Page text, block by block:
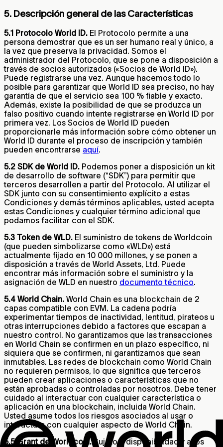
5. Descripción general de las Características
5.1 Protocolo World ID. El Protocolo permite a una
persona demostrar que es un ser humano real y único, a
la vez que preserva la privacidad. Somos el
administrador del Protocolo, que se pone a disposición a
través de socios autorizados («Socios de World ID»).
Puede registrarse una vez. Aunque hacemos todo lo
posible para garantizar que World ID sea preciso, no hay
garantía de que el servicio sea 100 % fiable y exacto.
Además, existe la posibilidad de que se produzca un
falso positivo cuando intente registrarse en World ID por
primera vez. Los Socios de World ID pueden
proporcionarle más información sobre cómo obtener un
World ID durante el proceso de inscripción y también
pueden encontrarse aquí.
5.2 SDK de World ID. Podemos poner a disposición un kit
de desarrollo de software (“SDK”) para permitir que
terceros desarrollen a partir del Protocolo. Al utilizar el
SDK junto con su consentimiento explícito a estas
Condiciones y demás términos aplicables, usted acepta
estas Condiciones y cualquier término adicional que
podamos facilitar con el SDK.
5.3 Token de WLD. El suministro de tokens de Worldcoin
(que pueden simbolizarse como «WLD») está
actualmente fijado en 10 000 millones, y se ponen a
disposición a través de World Assets, Ltd. Puede
encontrar más información sobre el suministro y la
asignación de WLD en nuestro documento técnico.
5.4 World Chain. World Chain es una blockchain de 2
capas compatible con EVM. La cadena podría
experimentar tiempos de inactividad, lentitud, pirateos u
otras interrupciones debido a factores que escapan a
nuestro control. No garantizamos que las transacciones
en World Chain se confirmen en un plazo específico, ni
siquiera que se confirmen, ni garantizamos que sean
inmutables. Las redes de blockchain como World Chain
no requieren permisos, lo que significa que terceros
pueden crear aplicaciones o características que no
están aprobadas o controladas por nosotros. Debe tener
cuidado al interactuar con cualquier característica o
aplicación en una blockchain, incluida World Chain.
Usted asume todos los riesgos asociados al usar o
interactuar con cualquier aspecto de World Chain.
5.5 Grant de Worldcoin. Sujeto a disponibilidad y a los